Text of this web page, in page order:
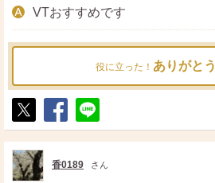
VTおすすめです
役に立った！ ありがとう
ポ
ス
ト
シ
ェ
送
る
香0189 さん